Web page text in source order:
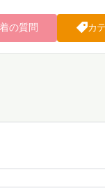
の質問 カ